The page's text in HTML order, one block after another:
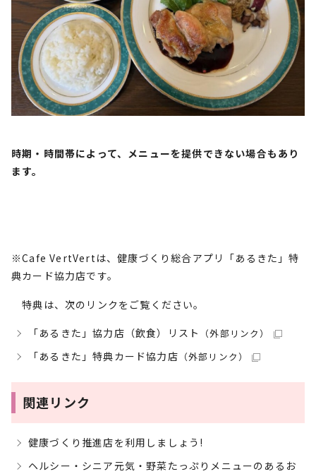
時期・時間帯によって、メニューを提供できない場合もあり
ます。
※Cafe VertVertは、健康づくり総合アプリ「あるきた」特
典カード協力店です。
特典は、次のリンクをご覧ください。
「あるきた」協力店（飲食）リスト
（外部リンク）
「あるきた」特典カード協力店 （外部リンク）
関連リンク
健康づくり推進店を利用しましょう!
ヘルシー・シニア元気・野菜たっぷりメニューのあるお